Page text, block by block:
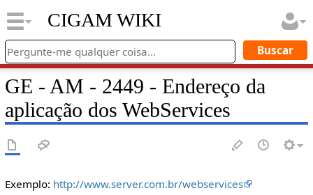
CIGAM WIKI
GE - AM - 2449 - Endereço da
aplicação dos WebServices
Exemplo: http://www.server.com.br/webservices